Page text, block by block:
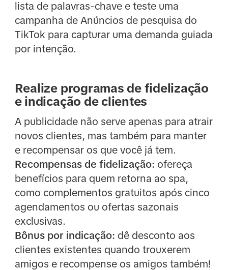
lista de palavras-chave e teste uma
campanha de Anúncios de pesquisa do
TikTok para capturar uma demanda guiada
por intenção.
Realize programas de fidelização
e indicação de clientes
A publicidade não serve apenas para atrair
novos clientes, mas também para manter
e recompensar os que você já tem.
Recompensas de fidelização: ofereça
benefícios para quem retorna ao spa,
como complementos gratuitos após cinco
agendamentos ou ofertas sazonais
exclusivas.
Bônus por indicação: dê desconto aos
clientes existentes quando trouxerem
amigos e recompense os amigos também!